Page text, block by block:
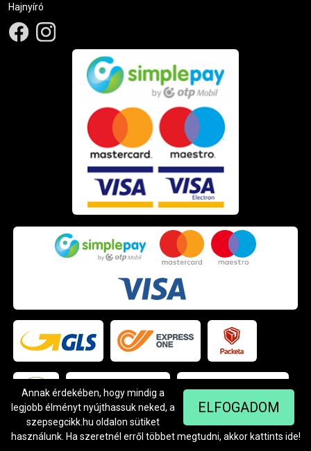
Hajnyíró
Árukereső.hu ELFOGADOM
Annak érdekében, hogy mindig a
legjobb élményt nyújthassuk neked, a
szepsegcikk.hu oldalon sütiket
használunk. Ha szeretnél erről többet megtudni, akkor kattints ide!